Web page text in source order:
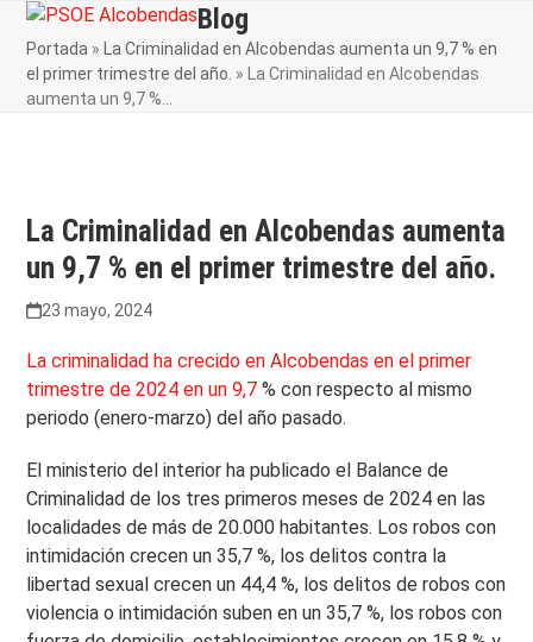
Skip
content
Open
mobile
menu
Close
mobile
menu
Blog
Portada »
La Criminalidad en Alcobendas aumenta un 9,7 % en
el primer trimestre del año. »
La Criminalidad en Alcobendas
aumenta un 9,7 %…
La Criminalidad en Alcobendas aumenta
un 9,7 % en el primer trimestre del año.
23 mayo, 2024
La criminalidad ha crecido en Alcobendas en el primer
trimestre de 2024 en un 9,7 % con respecto al mismo
periodo (enero-marzo) del año pasado.
El ministerio del interior ha publicado el Balance de
Criminalidad de los tres primeros meses de 2024 en las
localidades de más de 20.000 habitantes. Los robos con
intimidación crecen un 35,7 %, los delitos contra la
libertad sexual crecen un 44,4 %, los delitos de robos con
violencia o intimidación suben en un 35,7 %, los robos con